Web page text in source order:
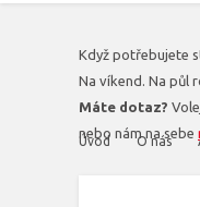
Když potřebujete
Na víkend. Na půl
Máte dotaz?
nebo nám na sebe
Úvod O nás